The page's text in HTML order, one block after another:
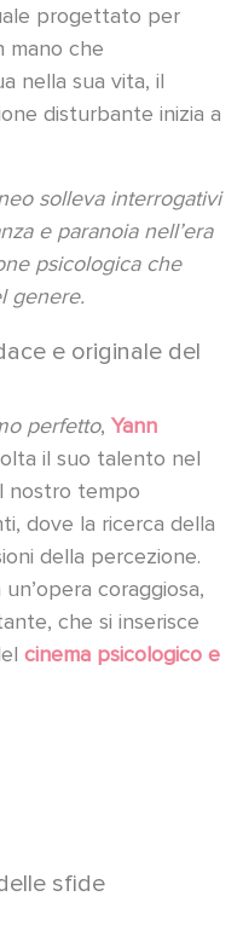
progettato per
mano che
nella sua vita, il
disturbante inizia a
solleva interrogativi
e paranoia nell’era
psicologica che
genere.
e originale del
perfetto, Yann
il suo talento nel
nostro tempo
dove la ricerca della
della percezione.
coraggiosa,
che si inserisce
cinema psicologico e
sfide